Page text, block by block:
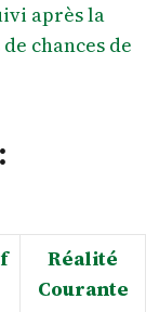
après la
chances de
Réalité
Courante